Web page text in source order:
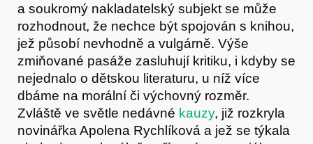
Kontakt
a soukromý nakladatelský subjekt se může
rozhodnout, že nechce být spojován s knihou,
jež působí nevhodně a vulgárně. Výše
zmiňované pasáže zasluhují kritiku, i kdyby se
nejednalo o dětskou literaturu, u níž více
dbáme na morální či výchovný rozměr.
Zvláště ve světle nedávné kauzy, již rozkryla
novinářka Apolena Rychlíková a jež se týkala